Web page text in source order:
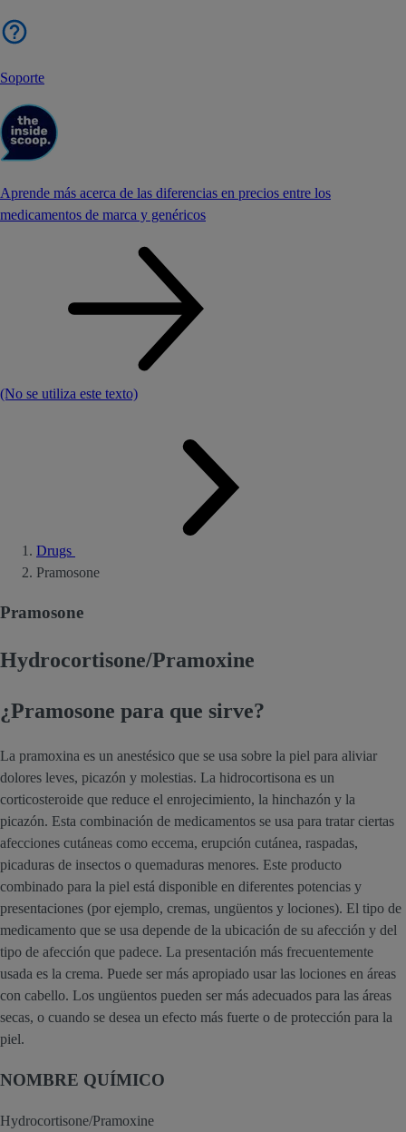
Soporte
Aprende más acerca de las diferencias en precios entre los
medicamentos de marca y genéricos
(No se utiliza este texto)
Drugs
Pramosone
Pramosone
Hydrocortisone/Pramoxine
¿Pramosone para que sirve?
La pramoxina es un anestésico que se usa sobre la piel para aliviar
dolores leves, picazón y molestias. La hidrocortisona es un
corticosteroide que reduce el enrojecimiento, la hinchazón y la
picazón. Esta combinación de medicamentos se usa para tratar ciertas
afecciones cutáneas como eccema, erupción cutánea, raspadas,
picaduras de insectos o quemaduras menores. Este producto
combinado para la piel está disponible en diferentes potencias y
presentaciones (por ejemplo, cremas, ungüentos y lociones). El tipo de
medicamento que se usa depende de la ubicación de su afección y del
tipo de afección que padece. La presentación más frecuentemente
usada es la crema. Puede ser más apropiado usar las lociones en áreas
con cabello. Los ungüentos pueden ser más adecuados para las áreas
secas, o cuando se desea un efecto más fuerte o de protección para la
piel.
NOMBRE QUÍMICO
Hydrocortisone/Pramoxine